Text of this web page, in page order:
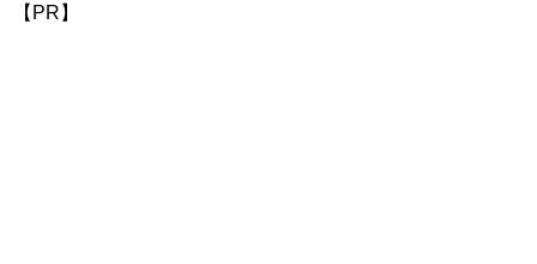
【PR】